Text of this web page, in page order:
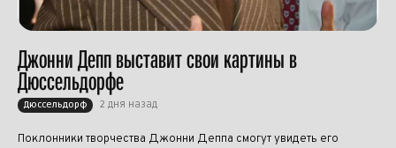
Джонни Депп выставит свои картины в
Дюссельдорфе
Дюссельдорф 2 дня назад
Поклонники творчества Джонни Деппа смогут увидеть его